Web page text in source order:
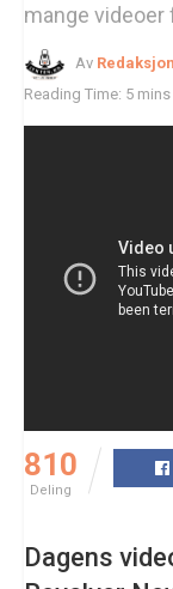
mange videoer
Av
Reading Time: 5 mins
810
Deling
Dagens